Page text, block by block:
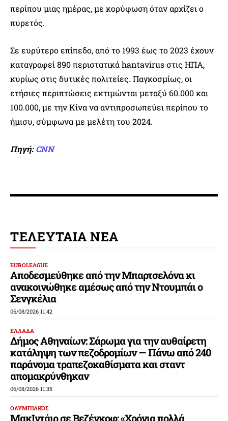
περίπου μιας ημέρας, με κορύφωση όταν αρχίζει ο
πυρετός.
Σε ευρύτερο επίπεδο, από το 1993 έως το 2023 έχουν
καταγραφεί 890 περιστατικά hantavirus στις ΗΠΑ,
κυρίως στις δυτικές πολιτείες. Παγκοσμίως, οι
ετήσιες περιπτώσεις εκτιμώνται μεταξύ 60.000 και
100.000, με την Κίνα να αντιπροσωπεύει περίπου το
ήμισυ, σύμφωνα με μελέτη του 2024.
Πηγή:CNN
ΤΕΛΕΥΤΑΙΑ ΝΕΑ
EUROLEAGUE
Αποδεσμεύθηκε από την Μπαρτσελόνα κι
ανακοινώθηκε αμέσως από την Ντουμπάι ο
Σενγκέλια
06/08/2026 11:42
ΕΛΛΑΔΑ
Δήμος Αθηναίων: Σάρωμα για την αυθαίρετη
κατάληψη των πεζοδρομίων — Πάνω από 240
παράνομα τραπεζοκαθίσματα και σταντ
απομακρύνθηκαν
06/08/2026 11:35
ΟΛΥΜΠΙΑΚΟΣ
ΜακΙντάιρ σε Βεζένκοφ: «Χρόνια πολλά